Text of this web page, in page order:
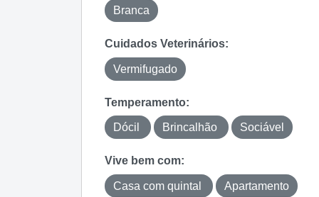
Branca
Cuidados Veterinários:
Vermifugado
Temperamento:
Dócil Brincalhão Sociável
Vive bem com:
Casa com quintal Apartamento